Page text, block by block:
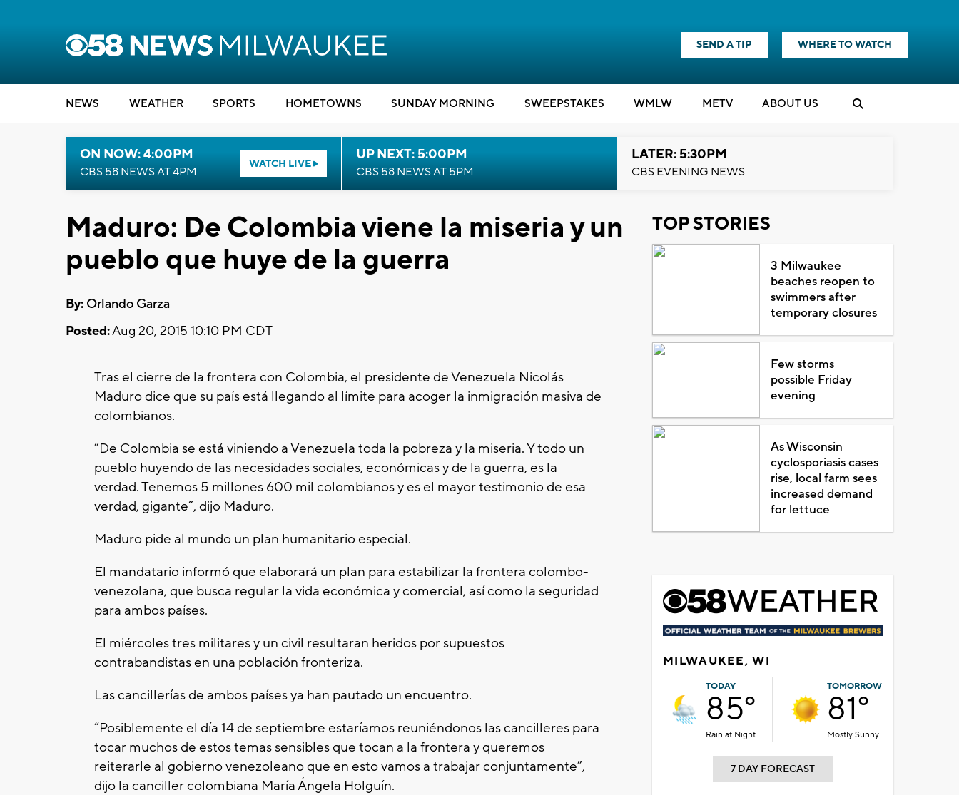
SEND A TIP WHERE TO WATCH
NEWS WEATHER SPORTS HOMETOWNS SUNDAY MORNING SWEEPSTAKES WMLW METV ABOUT US
ON NOW: 4:00PM
CBS 58 NEWS AT 4PM
WATCH LIVE
UP NEXT: 5:00PM
CBS 58 NEWS AT 5PM
LATER: 5:30PM
CBS EVENING NEWS
Maduro: De Colombia viene la miseria y un
pueblo que huye de la guerra
By: Orlando Garza
Posted:Aug 20, 2015 10:10 PM CDT
Tras el cierre de la frontera con Colombia, el presidente de Venezuela Nicolás
Maduro dice que su país está llegando al límite para acoger la inmigración masiva de
colombianos.
“De Colombia se está viniendo a Venezuela toda la pobreza y la miseria. Y todo un
pueblo huyendo de las necesidades sociales, económicas y de la guerra, es la
verdad. Tenemos 5 millones 600 mil colombianos y es el mayor testimonio de esa
verdad, gigante”, dijo Maduro.
Maduro pide al mundo un plan humanitario especial.
El mandatario informó que elaborará un plan para estabilizar la frontera colombo-
venezolana, que busca regular la vida económica y comercial, así como la seguridad
para ambos países.
El miércoles tres militares y un civil resultaran heridos por supuestos
contrabandistas en una población fronteriza.
Las cancillerías de ambos países ya han pautado un encuentro.
“Posiblemente el día 14 de septiembre estaríamos reuniéndonos las cancilleres para
tocar muchos de estos temas sensibles que tocan a la frontera y queremos
reiterarle al gobierno venezoleano que en esto vamos a trabajar conjuntamente”,
dijo la canciller colombiana María Ángela Holguín.
TOP STORIES
3 Milwaukee
beaches reopen to
swimmers after
temporary closures
Few storms
possible Friday
evening
As Wisconsin
cyclosporiasis cases
rise, local farm sees
increased demand
for lettuce
MILWAUKEE, WI
TODAY
85°
Rain at Night
TOMORROW
81°
Mostly Sunny
7 DAY FORECAST